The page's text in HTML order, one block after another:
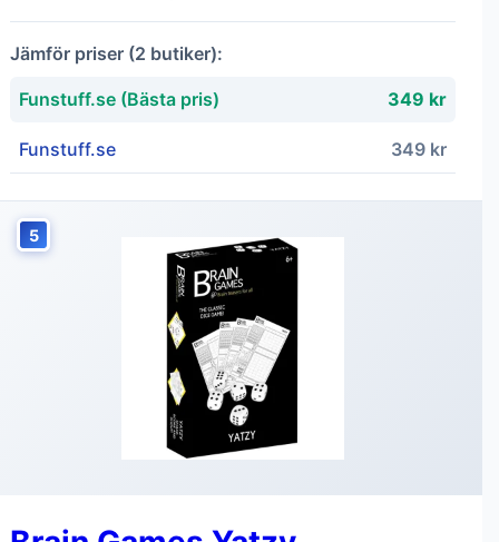
Jämför priser (2 butiker):
Funstuff.se (Bästa pris) 349 kr
Funstuff.se 349 kr
5